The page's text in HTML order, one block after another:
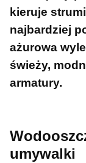
kieruje
najbardziej
ażurowa
świeży,
armatury.
umywalki